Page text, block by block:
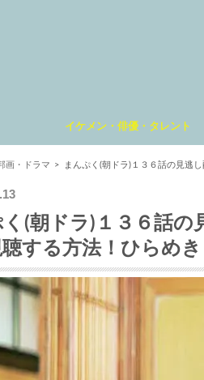
イケメン・俳優・タレント
画・ドラマ まんぷく(朝ドラ)１３６話の見逃
く(朝ドラ)１３６話
する方法！ひらめ